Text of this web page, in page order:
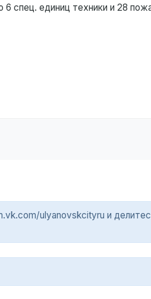
спец. единиц техники и 28
ulyanovskcityru и